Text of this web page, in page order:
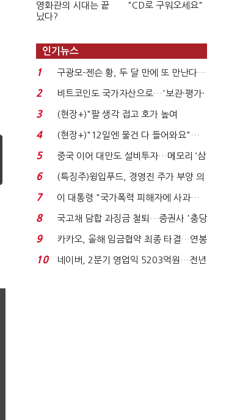
영화관의 시대는 끝
났다?
"CD로 구워오세요"
인기뉴스
1
구광모-젠슨 황, 두 달 만에 또 만난다…
로봇·AI 등 논...
2
비트코인도 국가자산으로…'보관·평가·
처분' 기준은 ...
3
(현장+)"팔 생각 접고 호가 높여
요"…'덜 똘똘한 한 채' 20...
4
(현장+)"12일엔 물건 다 들어와요"…
빈 매대 채우며 문 연 ...
5
중국 이어 대만도 설비투자…메모리 ‘삼
국전쟁’
6
(특징주)윙입푸드, 경영진 주가 부양 의
지에 상한가...
7
이 대통령 "국가폭력 피해자에 사과…
적극적 조사로 진...
8
국고채 담합 과징금 철퇴…증권사 '충당
금 폭탄' 우려...
9
카카오, 올해 임금협약 최종 타결…연봉
6.3% 인상·격려...
10
네이버, 2분기 영업익 5203억원…전년